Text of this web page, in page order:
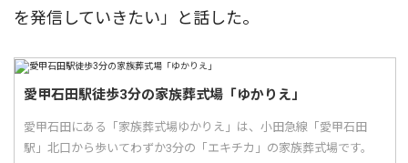
を発信していきたい」と話した。
愛甲石田駅徒歩3分の家族葬式場「ゆかりえ」
愛甲石田にある「家族葬式場ゆかりえ」は、小田急線「愛甲石田
駅」北口から歩いてわずか3分の「エキチカ」の家族葬式場です。